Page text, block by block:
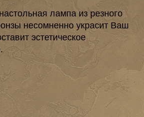
лампа из резного
несомненно украсит Ваш
эстетическое